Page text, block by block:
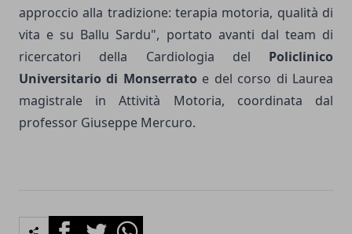
approccio alla tradizione: terapia motoria, qualità di
vita e su Ballu Sardu", portato avanti dal team di
ricercatori della Cardiologia del Policlinico
Universitario di Monserrato e del corso di Laurea
magistrale in Attività Motoria, coordinata dal
professor Giuseppe Mercuro.
FacebookTwitterWhatsapp